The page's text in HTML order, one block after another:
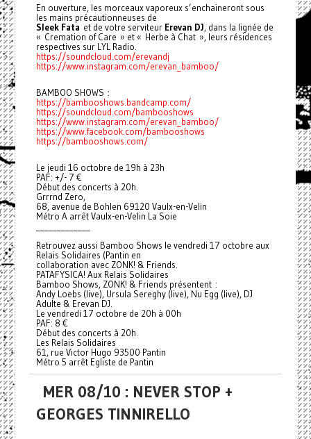
En ouverture, les morceaux vaporeux s’enchaineront sous
les mains précautionneuses de
Sleek Fata et de votre serviteur Erevan DJ, dans la lignée de
« Cremation of Care » et « Herbe à Chat », leurs résidences
respectives sur LYL Radio.
https://soundcloud.com/erevandj
https://www.instagram.com/erevan_bamboo/
BAMBOO SHOWS :
https://bambooshows.bandcamp.com/
https://soundcloud.com/bambooshows
https://www.instagram.com/erevan_bamboo/
https://www.facebook.com/bambooshows
https://bambooshows.com/
Le jeudi 16 octobre de 19h à 23h
PAF: +/- 7 €
Début des concerts à 20h.
Grrrnd Zero,
68, avenue de Bohlen 69120 Vaulx-en-Velin
Métro A arrêt Vaulx-en-Velin La Soie
Retrouvez aussi Bamboo Shows le vendredi 17 octobre aux
Relais Solidaires (Pantin en
collaboration avec ZONK! & Friends.
PATAFYSICA! Aux Relais Solidaires
Bamboo Shows, ZONK! & Friends présentent :
Andy Loebs (live), Ursula Sereghy (live), Nu Egg (live), DJ
Adulte & Erevan DJ.
Le vendredi 17 octobre de 20h à 00h
PAF: 8 €
Début des concerts à 20h.
Les Relais Solidaires
61, rue Victor Hugo 93500 Pantin
Métro 5 arrêt Egliste de Pantin
MER 08/10 : NEVER STOP +
GEORGES TINNIRELLO